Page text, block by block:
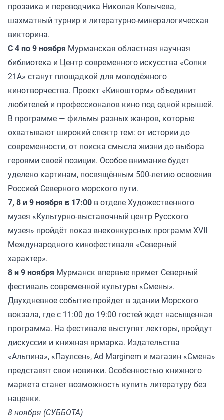
прозаика и переводчика Николая Колычева,
шахматный турнир и литературно-минералогическая
викторина.
С 4 по 9 ноября Мурманская областная научная
библиотека и Центр современного искусства «Сопки
21А» станут площадкой для молодёжного
кинотворчества. Проект «Киношторм» объединит
любителей и профессионалов кино под одной крышей.
В программе — фильмы разных жанров, которые
охватывают широкий спектр тем: от истории до
современности, от поиска смысла жизни до выбора
героями своей позиции. Особое внимание будет
уделено картинам, посвящённым 500-летию освоения
Россией Северного морского пути.
7, 8 и 9 ноября в 17:00 в отделе Художественного
музея «Культурно-выставочный центр Русского
музея» пройдёт показ внеконкурсных программ XVII
Международного кинофестиваля «Северный
характер».
8 и 9 ноября Мурманск впервые примет Северный
фестиваль современной культуры «Смены».
Двухдневное событие пройдет в здании Морского
вокзала, где с 11:00 до 19:00 гостей ждет насыщенная
программа. На фестивале выступят лекторы, пройдут
дискуссии и книжная ярмарка. Издательства
«Альпина», «Паулсен», Ad Marginem и магазин «Смена»
представят свои новинки. Особенностью книжного
маркета станет возможность купить литературу без
наценки.
8 ноября (СУББОТА)